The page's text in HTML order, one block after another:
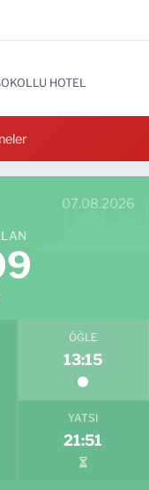
HOTEL
07.08.2026
ÖĞLE
13:15
YATSI
21:51